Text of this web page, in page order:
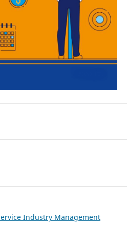
Industry Management